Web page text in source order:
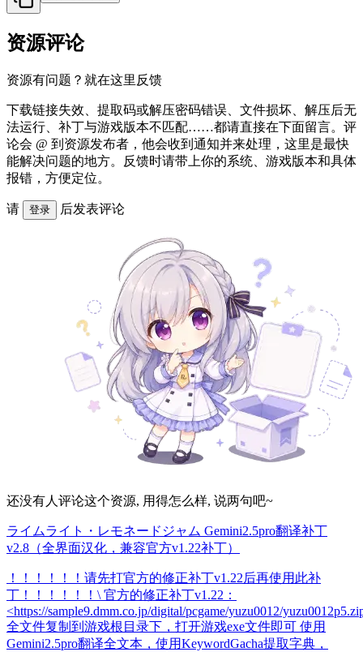
资源评论
资源有问题？就在这里反馈
下载链接失效、提取码或解压密码错误、文件损坏、解压后无
法运行、补丁与游戏版本不匹配……都请直接在下面留言。评
论会 @ 到资源发布者，他会收到通知并来处理，这里是最快
能解决问题的地方。反馈时请带上你的系统、游戏版本和具体
报错，方便定位。
请 登录 后发表评论
还没有人评论这个资源, 用得怎么样, 说两句吧~
ライムライト・レモネードジャム Gemini2.5pro翻译补丁
v2.8（全界面汉化，兼容官方v1.22补丁）
！！！！！！请先打官方的修正补丁v1.22后再使用此补
丁！！！！！！\ 官方的修正补丁v1.22：
<https://sample9.dmm.co.jp/digital/pcgame/yuzu0012/
全文件复制到游戏根目录下，打开游戏exe文件即可 使用
Gemini2.5pro翻译全文本，使用KeywordGacha提取字典，